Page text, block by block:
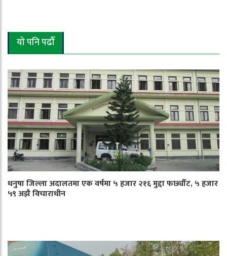
यो पनि पढौँ
धनुषा जिल्ला अदालतमा एक वर्षमा ५ हजार २१६ मुद्दा फर्छ्यौट, ५ हजार
५९ अझै विचाराधीन